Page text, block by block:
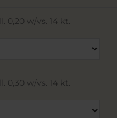
0,20 w/vs. 14 kt.
0,30 w/vs. 14 kt.